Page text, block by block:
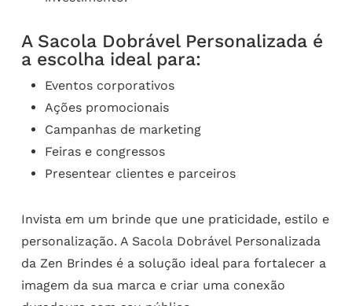
A Sacola Dobrável Personalizada é
a escolha ideal para:
Eventos corporativos
Ações promocionais
Campanhas de marketing
Feiras e congressos
Presentear clientes e parceiros
Invista em um brinde que une praticidade, estilo e
personalização. A Sacola Dobrável Personalizada
da Zen Brindes é a solução ideal para fortalecer a
imagem da sua marca e criar uma conexão